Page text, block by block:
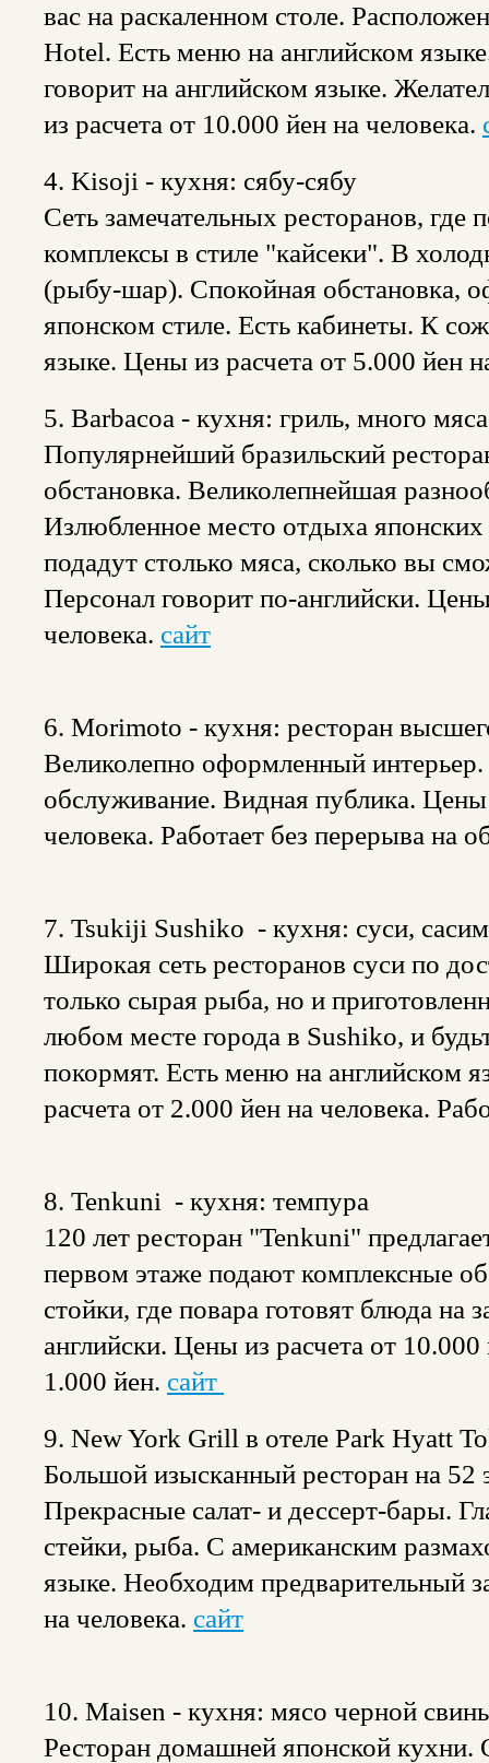
вас на раскаленном столе.
Hotel. Есть меню на английском
говорит на английском языке.
из расчета от 10.000 йен на человека.
4. Kisoji - кухня: сябу-сябу
Сеть замечательных ресторанов, где
комплексы в стиле "кайсеки". В
(рыбу-шар). Спокойная обстановка,
японском стиле. Есть кабинеты. К
языке. Цены из расчета от 5.000 йен
5. Barbacoa - кухня: гриль, много мяса
Популярнейший бразильский
обстановка. Великолепнейшая
Излюбленное место отдыха
подадут столько мяса, сколько вы
Персонал говорит по-английски.
человека. сайт
6. Morimoto - кухня: ресторан
Великолепно оформленный
обслуживание. Видная публика. Цены
человека. Работает без перерыва на
7. Tsukiji Sushiko - кухня: суси,
Широкая сеть ресторанов суси по
только сырая рыба, но и
любом месте города в Sushiko, и
покормят. Есть меню на английском
расчета от 2.000 йен на человека.
8. Tenkuni - кухня: темпура
120 лет ресторан "Tenkuni"
первом этаже подают комплексные
стойки, где повара готовят блюда на
английски. Цены из расчета от
1.000 йен. сайт
9. New York Grill в отеле Park Hyatt
Большой изысканный ресторан на
Прекрасные салат- и дессерт-бары.
стейки, рыба. С американским
языке. Необходим предварительный
на человека. сайт
10. Maisen - кухня: мясо черной
Ресторан домашней японской кухни.